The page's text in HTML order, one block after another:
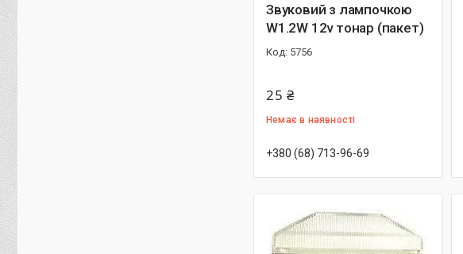
Звуковий з лампочкою
W1.2W 12v тонар (пакет)
5756
25 ₴
Немає в наявності
+380 (68) 713-96-69